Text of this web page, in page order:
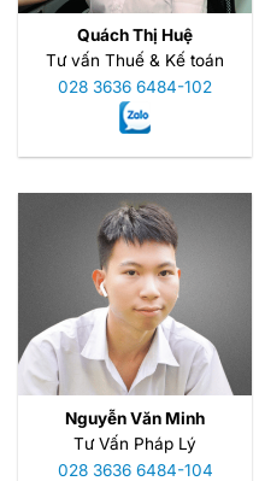
Quách Thị Huệ
Tư vấn Thuế & Kế toán
028 3636 6484-102
Nguyễn Văn Minh
Tư Vấn Pháp Lý
028 3636 6484-104